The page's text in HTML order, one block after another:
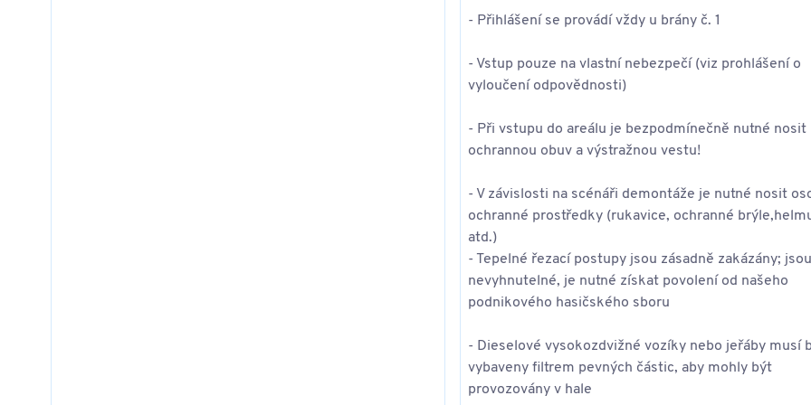
- Přihlášení se provádí vždy u brány č. 1
- Vstup pouze na vlastní nebezpečí (viz prohlášení o
vyloučení odpovědnosti)
- Při vstupu do areálu je bezpodmínečně nutné nosit
ochrannou obuv a výstražnou vestu!
- V závislosti na scénáři demontáže je nutné nosit
ochranné prostředky (rukavice, ochranné
atd.)
- Tepelné řezací postupy jsou zásadně zakázány;
nevyhnutelné, je nutné získat povolení od našeho
podnikového hasičského sboru
- Dieselové vysokozdvižné vozíky nebo jeřáby musí
vybaveny filtrem pevných částic, aby mohly být
provozovány v hale